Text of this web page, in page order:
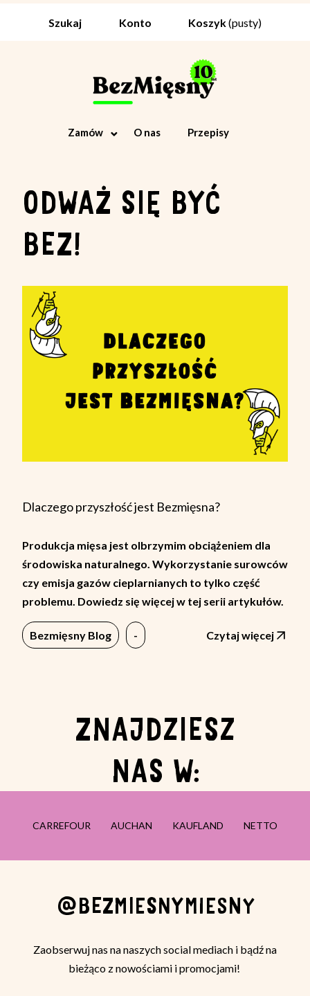
Zamów O nas Przepisy
Szukaj Konto Koszyk(pusty)
ODWAŻ SIĘ BYĆ
BEZ!
Dlaczego przyszłość jest Bezmięsna?
Produkcja mięsa jest olbrzymim obciążeniem dla
środowiska naturalnego. Wykorzystanie surowców
czy emisja gazów cieplarnianych to tylko część
problemu. Dowiedz się więcej w tej serii artykułów.
-
Bezmięsny Blog Czytaj więcej
ZNAJDZIESZ
NAS W:
CARREFOUR AUCHAN KAUFLAND NETTO
@BEZMIESNYMIESNY
Zaobserwuj nas na naszych social mediach i bądź na
bieżąco z nowościami i promocjami!